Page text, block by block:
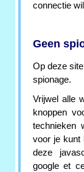
connectie
Geen
Op deze
spionage.
Vrijwel alle
knoppen
technieken
voor je kunt
deze
google et